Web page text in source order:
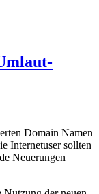
Domain Namen
Internetuser sollten
Neuerungen